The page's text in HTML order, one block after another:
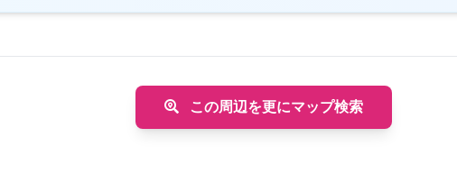
この周辺を更にマップ検索